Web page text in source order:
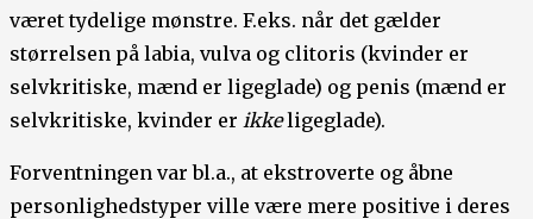
været tydelige mønstre. F.eks. når det gælder
størrelsen på labia, vulva og clitoris (kvinder er
selvkritiske, mænd er ligeglade) og penis (mænd er
selvkritiske, kvinder er ikkeligeglade).
Forventningen var bl.a., at ekstroverte og åbne
personlighedstyper ville være mere positive i deres